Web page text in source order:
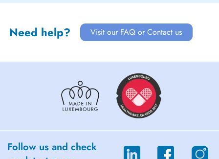
Need help? Visit our FAQ or Contact us
Follow us and check